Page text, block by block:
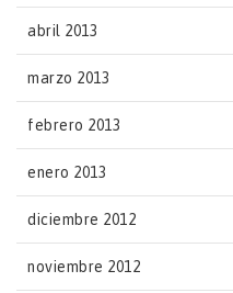
abril 2013
marzo 2013
febrero 2013
enero 2013
diciembre 2012
noviembre 2012